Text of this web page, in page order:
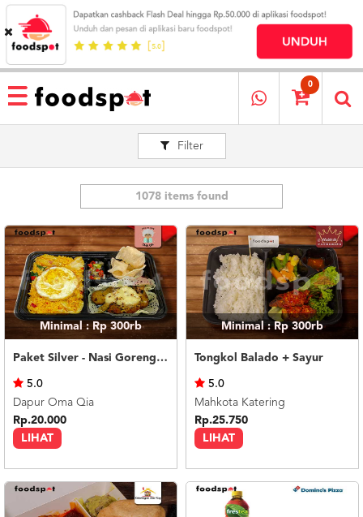
HOME
MENU
RESTAURANT
MEREKA
KATALOG
LOYALTY
PROGRAM
ABOUT
BLOG
TERMS
0
Filter
1078 items found
Minimal : Rp 300rb
Paket Silver - Nasi Goreng Nanas Geprek Mozza
LIHAT
5.0
Dapur Oma Qia
Rp.20.000
Minimal : Rp 300rb
Tongkol Balado + Sayur
LIHAT
5.0
Mahkota Katering
Rp.25.750